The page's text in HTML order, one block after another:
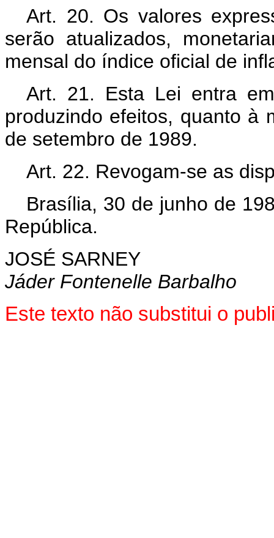
Art. 20. Os valores
serão atualizados,
mensal do índice oficial de
Art. 21. Esta Lei entra
produzindo efeitos, quanto à
de setembro de 1989.
Art. 22. Revogam-se as
Brasília, 30 de junho de
República.
JOSÉ SARNEY
Jáder Fontenelle Barbalho
Este texto não substitui o